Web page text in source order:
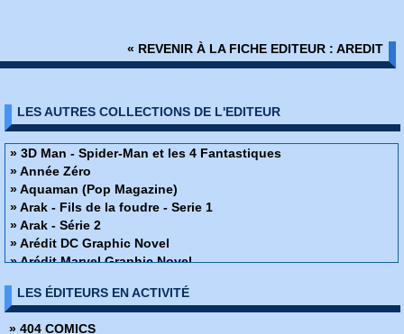
« REVENIR À LA FICHE EDITEUR : AREDIT
LES AUTRES COLLECTIONS DE L'EDITEUR
» 3D Man - Spider-Man et les 4 Fantastiques
» Année Zéro
» Aquaman (Pop Magazine)
» Arak - Fils de la foudre - Serie 1
» Arak - Série 2
» Arédit DC Graphic Novel
» Arédit Marvel Graphic Novel
» Artima Color Marvel Géant
» Atari Force
LES ÉDITEURS EN ACTIVITÉ
» 404 COMICS